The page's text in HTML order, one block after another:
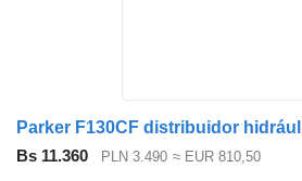
Bs 11.360 PLN 3.490 ≈ EUR 810,50